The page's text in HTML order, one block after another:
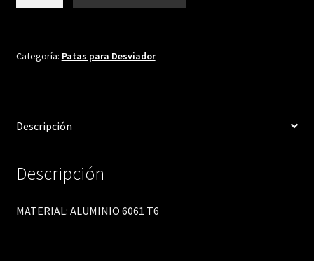
Categoría: Patas para Desviador
Descripción
Descripción
MATERIAL: ALUMINIO 6061 T6